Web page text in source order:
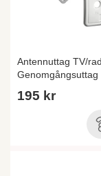
Antennuttag TV/
Genomgångsuttag
195 kr